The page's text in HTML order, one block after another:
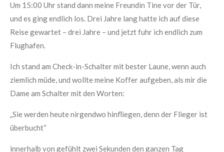
Um 15:00 Uhr stand dann meine Freundin Tine vor der Tür,
und es ging endlich los. Drei Jahre lang hatte ich auf diese
Reise gewartet – drei Jahre – und jetzt fuhr ich endlich zum
Flughafen.
Ich stand am Check-in-Schalter mit bester Laune, wenn auch
ziemlich müde, und wollte meine Koffer aufgeben, als mir die
Dame am Schalter mit den Worten:
„Sie werden heute nirgendwo hinfliegen, denn der Flieger ist
überbucht“
innerhalb von gefühlt zwei Sekunden den ganzen Tag